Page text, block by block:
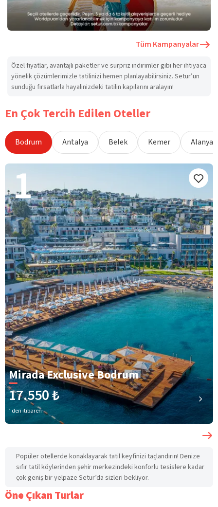
Tüm Kampanyalar
Özel fiyatlar, avantajlı paketler ve sürpriz indirimler gibi her ihtiyaca
yönelik çözümlerimizle tatilinizi hemen planlayabilirsiniz. Setur’un
sunduğu fırsatlarla hayalinizdeki tatilin kapılarını aralayın!
En Çok Tercih Edilen Oteller
Bodrum Antalya Belek Kemer Alanya
1
Mirada Exclusive Bodrum
17.550 ₺
’ den itibaren
Popüler otellerde konaklayarak tatil keyfinizi taçlandırın! Denize
sıfır tatil köylerinden şehir merkezindeki konforlu tesislere kadar
çok geniş bir yelpaze Setur’da sizleri bekliyor.
Öne Çıkan Turlar